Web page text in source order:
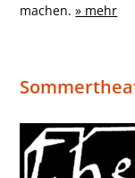
machen.» mehr